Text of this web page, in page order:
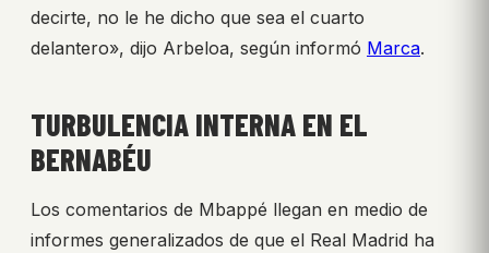
decirte, no le he dicho que sea el cuarto
delantero», dijo Arbeloa, según informó Marca.
TURBULENCIA INTERNA EN EL
BERNABÉU
Los comentarios de Mbappé llegan en medio de
informes generalizados de que el Real Madrid ha